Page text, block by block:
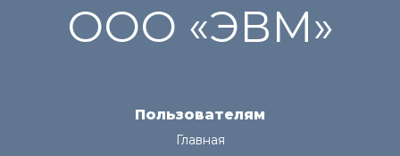
ООО «ЭВМ»
Пользователям
Главная